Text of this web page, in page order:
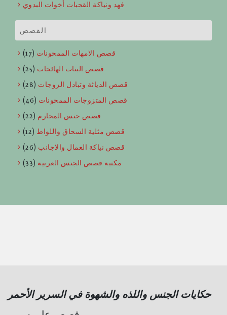
فهد ونياكة القحبات أخوات البدوي
القصص
قصص الامهات الممحونات (17)
قصص البنات الهائجات (25)
قصص الدياثة وتبادل الزوجات (28)
قصص المتزوجات الممحونات (46)
قصص حنس المحارم (22)
قصص مثلية السحاق واللواط (12)
قصص نياكة العمال والاجانب (26)
مكتبة قصص الجنس العربية (33)
حكايات الجنس واللذه والشهوة في السرير الأحمر